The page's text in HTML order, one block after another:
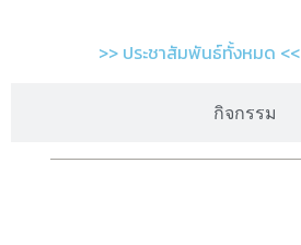
กิจกรรม
>> ประชาสัมพันธ์ทั้งหมด <<